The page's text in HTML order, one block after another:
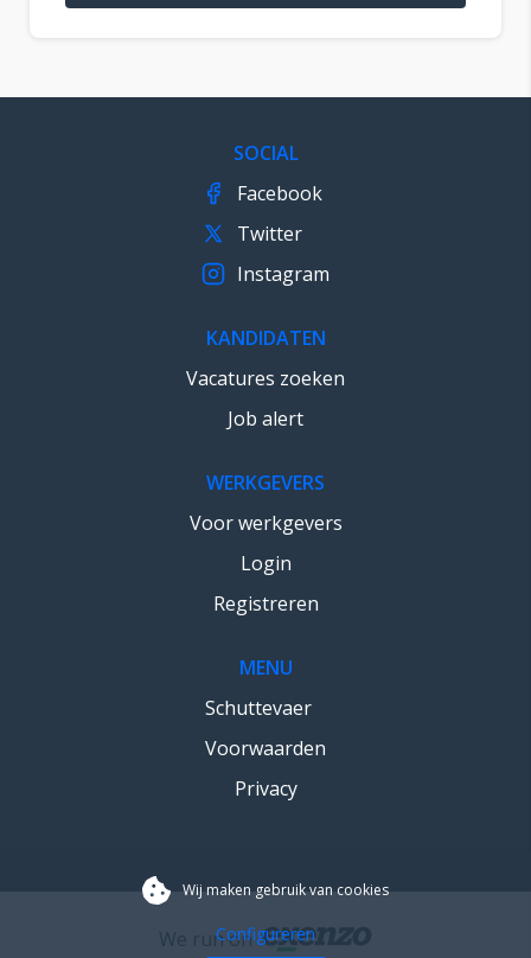
Wij maken gebruik van cookies
Configureren
SOCIAL
Facebook
Twitter
Instagram
KANDIDATEN
Vacatures zoeken
Job alert
WERKGEVERS
Voor werkgevers
Login
Registreren
MENU
Schuttevaer
Voorwaarden
Privacy
We run on